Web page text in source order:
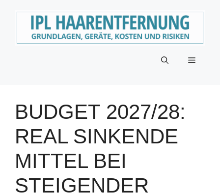
Menü
BUDGET 2027/28:
REAL SINKENDE
MITTEL BEI
STEIGENDER